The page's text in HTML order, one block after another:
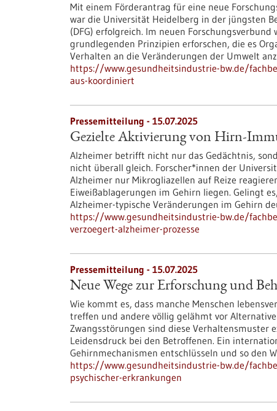
Mit einem Förderantrag für eine neue
war die Universität Heidelberg in der jüngsten
(DFG) erfolgreich. Im neuen
grundlegenden Prinzipien erforschen, die es
Verhalten an die Veränderungen der Umwelt
https://www.gesundheitsindustrie-bw.de/
aus-koordiniert
Pressemitteilung - 15.07.2025
Gezielte Aktivierung von Hirn-
Alzheimer betrifft nicht nur das Gedächtnis,
nicht überall gleich. Forscher*innen der
Alzheimer nur Mikrogliazellen auf Reize
Eiweißablagerungen im Gehirn liegen. Gelingt
Alzheimer-typische Veränderungen im Gehirn
https://www.gesundheitsindustrie-bw.de/
verzoegert-alzheimer-prozesse
Pressemitteilung - 15.07.2025
Neue Wege zur Erforschung und
Wie kommt es, dass manche Menschen
treffen und andere völlig gelähmt vor
Zwangsstörungen sind diese Verhaltensmuster
Leidensdruck bei den Betroffenen. Ein
Gehirnmechanismen entschlüsseln und so den
https://www.gesundheitsindustrie-bw.de/
psychischer-erkrankungen